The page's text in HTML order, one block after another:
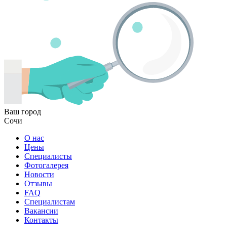
Ваш город
Сочи
О нас
Цены
Специалисты
Фотогалерея
Новости
Отзывы
FAQ
Специалистам
Вакансии
Контакты